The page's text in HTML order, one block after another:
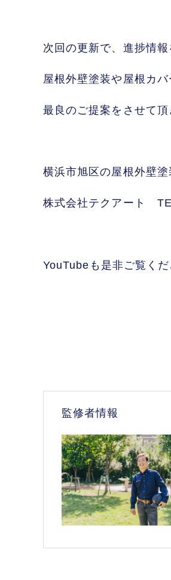
次回の更新で、進捗情
屋根外壁塗装や屋根カ
最良のご提案をさせて頂
横浜市旭区の屋根外壁塗
株式会社テクアート
YouTubeも是非ご覧くだ
監修者情報